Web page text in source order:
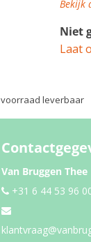
Bekijk
Niet
Laat
leverbaar
Van Bruggen Thee
+31 6 44 53 96